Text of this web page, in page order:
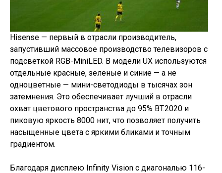
Hisense — первый в отрасли производитель,
запустивший массовое производство телевизоров с
подсветкой RGB-MiniLED. В модели UX используются
отдельные красные, зеленые и синие — а не
одноцветные — мини-светодиоды в тысячах зон
затемнения. Это обеспечивает лучший в отрасли
охват цветового пространства до 95% BT.2020 и
пиковую яркость 8000 нит, что позволяет получить
насыщенные цвета с яркими бликами и точным
градиентом.
Благодаря дисплею Infinity Vision с диагональю 116-